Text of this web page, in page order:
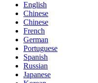
English
Chinese
Chinese
French
German
Portuguese
Spanish
Russian
Japanese